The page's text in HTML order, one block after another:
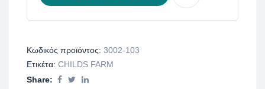
Κωδικός προϊόντος: 3002-103
Ετικέτα: CHILDS FARM
Share: